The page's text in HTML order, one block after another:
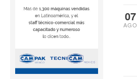
07
AGO